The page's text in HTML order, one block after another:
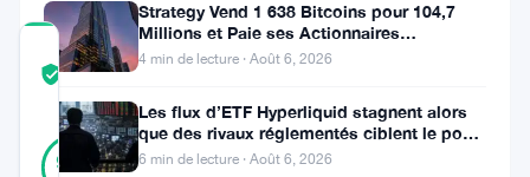
COMMUNITY
TRUST
96 %
Vérifié
23
votes
Strategy Vend 1 638 Bitcoins pour 104,7
Millions et Paie ses Actionnaires
Privilégiés
4 min de lecture · Août 6, 2026
Les flux d’ETF Hyperliquid stagnent alors
que des rivaux réglementés ciblent le pool
de trading DeFi de 2 à 3
6 min de lecture · Août 6, 2026